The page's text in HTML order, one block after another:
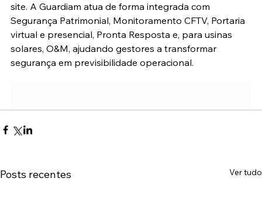
site. A Guardiam atua de forma integrada com
Segurança Patrimonial, Monitoramento CFTV, Portaria
virtual e presencial, Pronta Resposta e, para usinas
solares, O&M, ajudando gestores a transformar
segurança em previsibilidade operacional.
Posts recentes Ver tudo